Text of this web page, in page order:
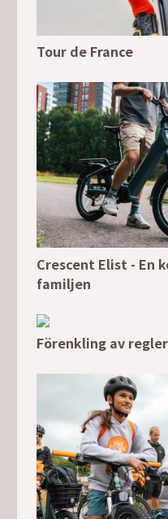
Tour de France
Crescent Elist - En
familjen
Förenkling av